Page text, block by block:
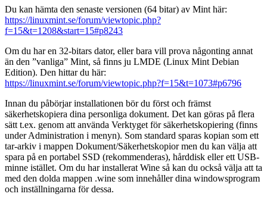
Du kan hämta den senaste versionen (64 bitar) av Mint här:
https://linuxmint.se/forum/viewtopic.php?
f=15&t=1208&start=15#p8243
Om du har en 32-bitars dator, eller bara vill prova någonting annat
än den ”vanliga” Mint, så finns ju LMDE (Linux Mint Debian
Edition). Den hittar du här:
https://linuxmint.se/forum/viewtopic.php?f=15&t=1073#p6796
Innan du påbörjar installationen bör du först och främst
säkerhetskopiera dina personliga dokument. Det kan göras på flera
sätt t.ex. genom att använda Verktyget för säkerhetskopiering (finns
under Administration i menyn). Som standard sparas kopian som ett
tar-arkiv i mappen Dokument/Säkerhetskopior men du kan välja att
spara på en portabel SSD (rekommenderas), hårddisk eller ett USB-
minne istället. Om du har installerat Wine så kan du också välja att ta
med den dolda mappen .wine som innehåller dina windowsprogram
och inställningarna för dessa.